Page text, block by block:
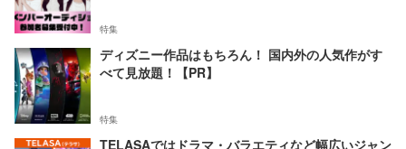
特集
ディズニー作品はもちろん！ 国内外の人気作がす
べて見放題！【PR】
特集
TELASAではドラマ・バラエティなど幅広いジャン